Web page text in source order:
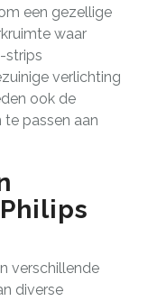
een gezellige
waar
strips
verlichting
ook de
passen aan
verschillende
diverse